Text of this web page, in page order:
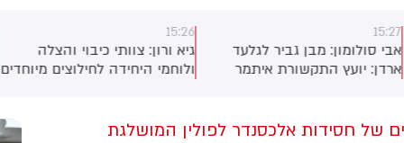
15:27
אבי סולומון: מבן גביר לגלעד
ארדן: יועץ התקשורת איתמר
15:26
גיא ורון: ​צוותי כיבוי והצלה
ולוחמי היחידה לחילוצים מיוחדים
סמוך ליסוד המעלה, לאחר דיווחשל חסידות אלכסנדר לפולין המושלגת